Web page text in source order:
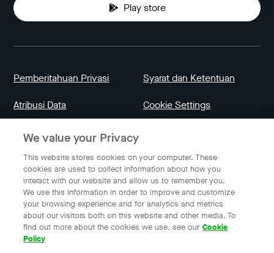
Play store
Pemberitahuan Privasi Syarat dan Ketentuan
Atribusi Data Cookie Settings
Bahasa Indonesia
© 2023 Gojek | Gojek adalah merek milik PT GoTo Gojek
Tokopedia Tbk. Terdaftar pada Direktorat Jendral Kekayaan
We value your Privacy
This website stores cookies on your computer. These
cookies are used to collect information about how you
interact with our website and allow us to remember you.
We use this information in order to improve and customize
your browsing experience and for analytics and metrics
about our visitors both on this website and other media. To
find out more about the cookies we use, see our Cookie
Policy